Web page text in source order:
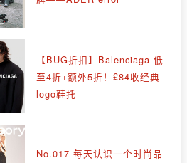
【BUG折扣】Balenciaga 低
至4折+额外5折！£84收经典
logo鞋托
No.017 每天认识一个时尚品